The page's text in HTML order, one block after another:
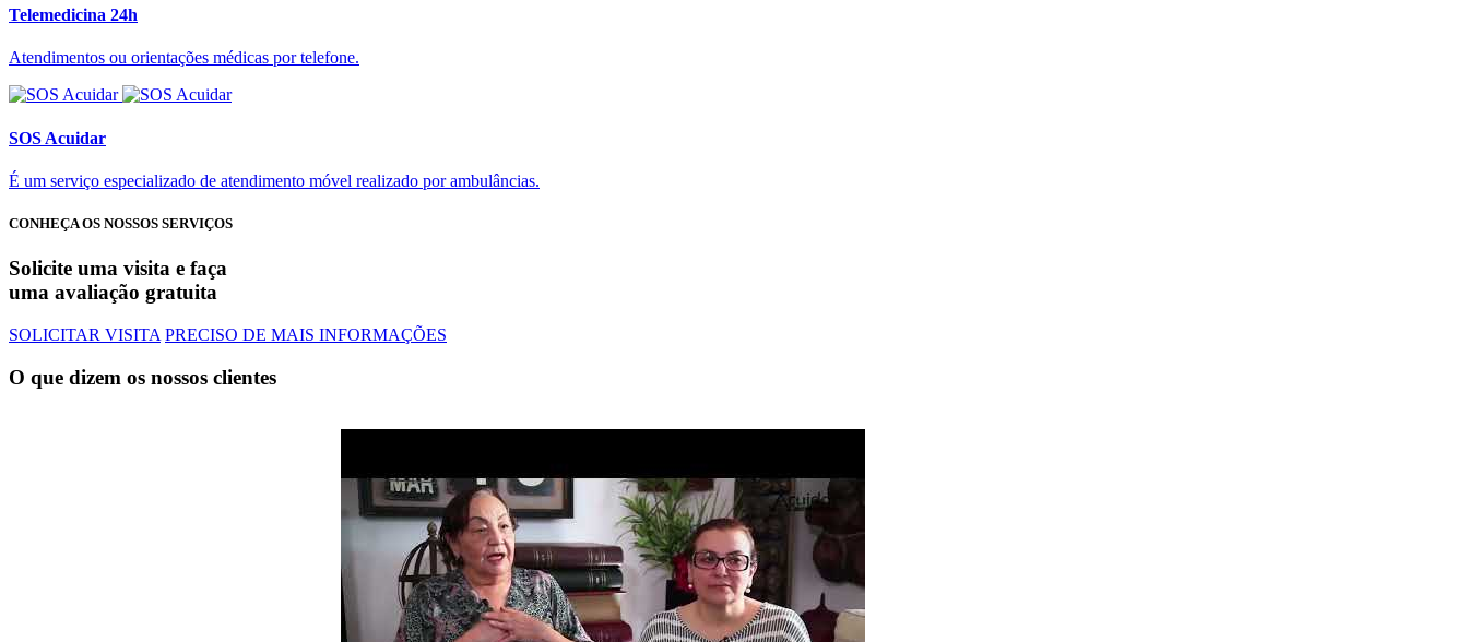
Telemedicina 24h
Atendimentos ou orientações médicas por telefone.
SOS Acuidar
É um serviço especializado de atendimento móvel realizado por ambulâncias.
CONHEÇA OS NOSSOS SERVIÇOS
Solicite uma visita e faça
uma avaliação gratuita
SOLICITAR VISITA PRECISO DE MAIS INFORMAÇÕES
O que dizem os nossos clientes